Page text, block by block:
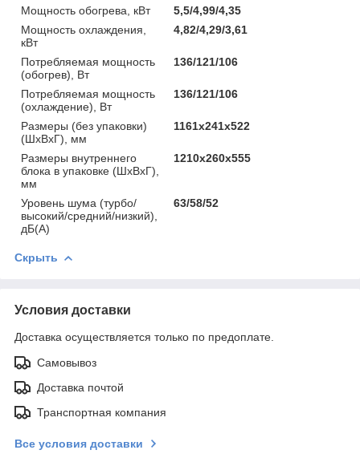
Мощность обогрева, кВт
5,5/4,99/4,35
Мощность охлаждения,
кВт
4,82/4,29/3,61
Потребляемая мощность
(обогрев), Вт
136/121/106
Потребляемая мощность
(охлаждение), Вт
136/121/106
Размеры (без упаковки)
(ШхВхГ), мм
1161х241х522
Размеры внутреннего
блока в упаковке (ШхВхГ),
мм
1210х260х555
Уровень шума (турбо/
высокий/средний/низкий),
дБ(А)
63/58/52
Скрыть
Условия доставки
Доставка осуществляется только по предоплате.
Самовывоз
Доставка почтой
Транспортная компания
Все условия доставки